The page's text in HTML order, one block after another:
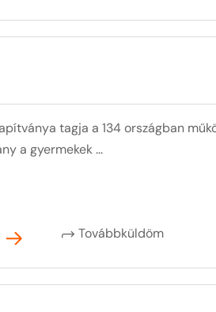
tagja a 134 országban
a gyermekek ...
Továbbküldöm